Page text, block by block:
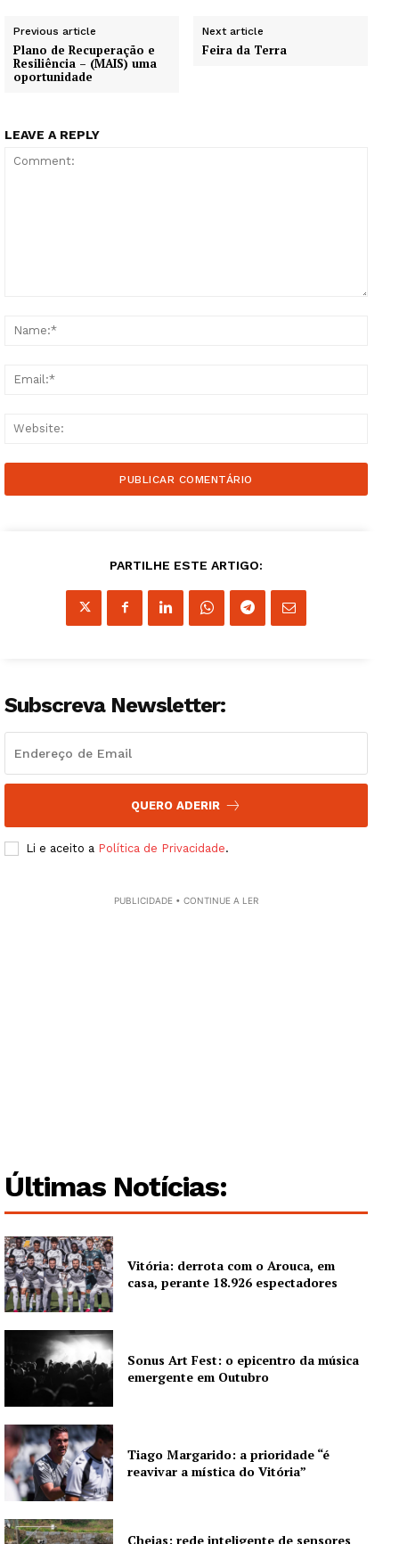
Edição Digital
Europa
Grande Entrevista
Publicidade
Quero ser Assinante
Previous article
Plano de Recuperação e
Resiliência – (MAIS) uma
oportunidade
Next article
Feira da Terra
LEAVE A REPLY
PARTILHE ESTE ARTIGO:
Subscreva Newsletter:
QUERO ADERIR
Li e aceito a Política de Privacidade.
PUBLICIDADE • CONTINUE A LER
Últimas Notícias:
Vitória: derrota com o Arouca, em
casa, perante 18.926 espectadores
Sonus Art Fest: o epicentro da música
emergente em Outubro
Tiago Margarido: a prioridade “é
reavivar a mística do Vitória”
Cheias: rede inteligente de sensores